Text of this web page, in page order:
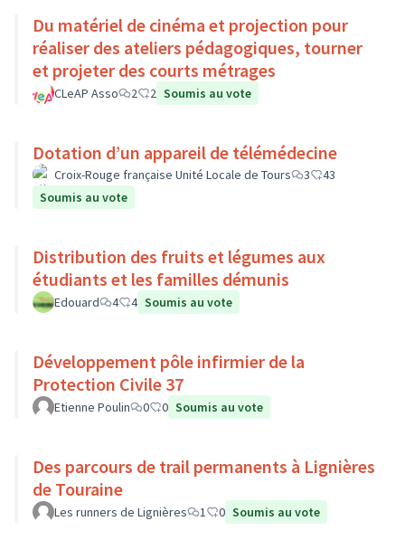
Du matériel de cinéma et projection pour
réaliser des ateliers pédagogiques, tourner
et projeter des courts métrages
CLeAP Asso 2 2 Soumis au vote
Dotation d’un appareil de télémédecine
Croix-Rouge française Unité Locale de Tours 3
43
Soumis au vote
Distribution des fruits et légumes aux
étudiants et les familles démunis
Edouard 4 4 Soumis au vote
Développement pôle infirmier de la
Protection Civile 37
Etienne Poulin 0 0 Soumis au vote
Des parcours de trail permanents à Lignières
de Touraine
Les runners de Lignières 1 0 Soumis au vote